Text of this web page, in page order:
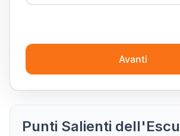
Avanti
Punti Salienti